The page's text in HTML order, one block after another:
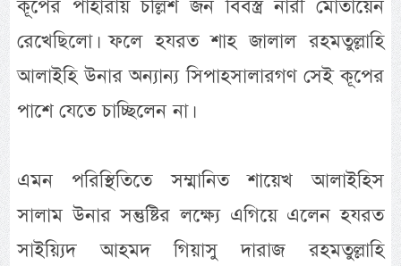
কূপের পাহারায় চল্লিশ জন বিবস্ত্র নারী মোতায়েন
রেখেছিলো। ফলে হযরত শাহ জালাল রহমতুল্লাহি
আলাইহি উনার অন্যান্য সিপাহসালারগণ সেই কূপের
পাশে যেতে চাচ্ছিলেন না।
এমন পরিস্থিতিতে সম্মানিত শায়েখ আলাইহিস
সালাম উনার সন্তুষ্টির লক্ষ্যে এগিয়ে এলেন হযরত
সাইয়্যিদ আহমদ গিয়াসু দারাজ রহমতুল্লাহি